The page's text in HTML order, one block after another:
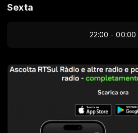
Sexta
22:00 - 00:00